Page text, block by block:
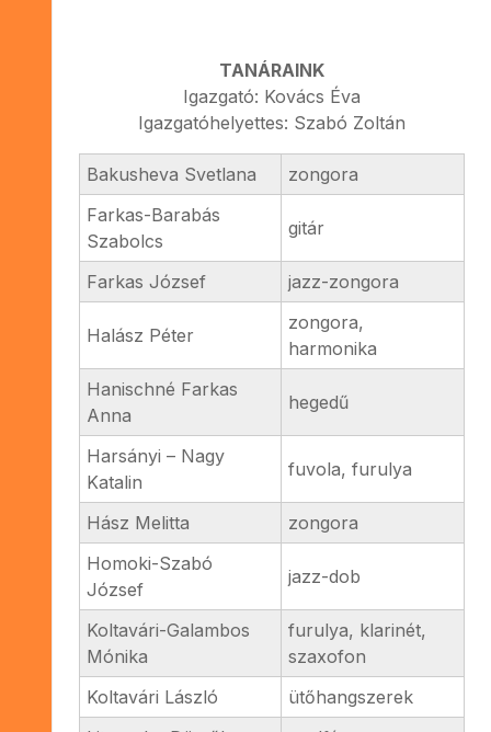
TANÁRAINK
Igazgató: Kovács Éva
Igazgatóhelyettes: Szabó Zoltán
Bakusheva Svetlana
zongora
Farkas-Barabás
Szabolcs
gitár
Farkas József jazz-zongora
Halász Péter
zongora,
harmonika
Hanischné Farkas
Anna
hegedű
Harsányi – Nagy
Katalin
fuvola, furulya
Hász Melitta
zongora
Homoki-Szabó
József
jazz-dob
Koltavári-Galambos
Mónika
furulya, klarinét,
szaxofon
Koltavári László
ütőhangszerek